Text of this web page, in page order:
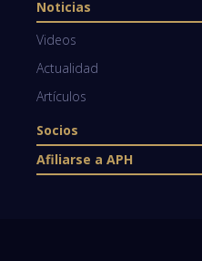
Noticias
Videos
Actualidad
Artículos
Socios
Afiliarse a APH